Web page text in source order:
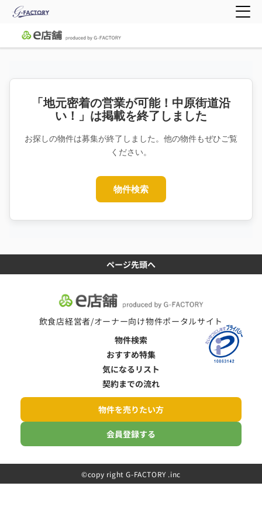
「地元密着の営業が可能！中原街道沿
い！」は掲載を終了しました
お探しの物件は募集が終了しました。他の物件もぜひご覧
ください。
物件検索
ページ先頭へ
飲食店経営者/オーナー向け物件ポータルサイト
物件検索
おすすめ特集
気になるリスト
契約までの流れ
物件を売りたい方
会員登録する
©️copy right G-FACTORY .inc